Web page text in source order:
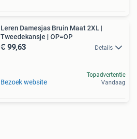
Leren Damesjas Bruin Maat 2XL |
Tweedekansje | OP=OP
€ 99,63 Details
Bezoek website
Topadvertentie
Vandaag